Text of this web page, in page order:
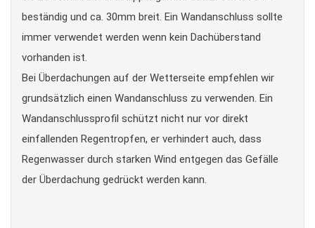
beständig und ca. 30mm breit. Ein Wandanschluss sollte
immer verwendet werden wenn kein Dachüberstand
vorhanden ist.
Bei Überdachungen auf der Wetterseite empfehlen wir
grundsätzlich einen Wandanschluss zu verwenden. Ein
Wandanschlussprofil schützt nicht nur vor direkt
einfallenden Regentropfen, er verhindert auch, dass
Regenwasser durch starken Wind entgegen das Gefälle
der Überdachung gedrückt werden kann.